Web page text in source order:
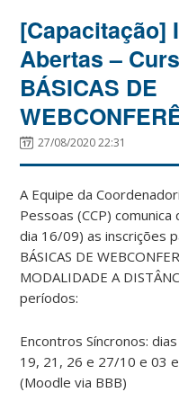
[Capacitação]
Abertas –
BÁSICAS DE
27/08/2020 22:31
A Equipe da
Pessoas (CCP)
dia 16/09) as inscrições
BÁSICAS DE
MODALIDADE A
períodos:
Encontros Síncronos:
19, 21, 26 e 27/10 e 03
(Moodle via BBB)